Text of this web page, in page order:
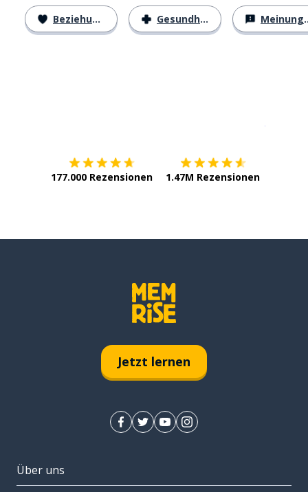
Beziehungen Gesundheit Meinungen
177.000 Rezensionen 1.47M Rezensionen
Jetzt lernen
Über uns